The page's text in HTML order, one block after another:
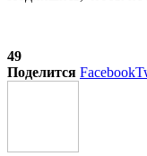
49
Поделится Facebook